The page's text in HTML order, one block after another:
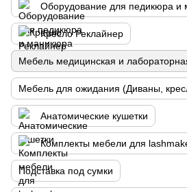
Оборудование для педикюра и
Кресло Реклайнер
Мебель медицинская и
Анатомические кушетки
Комплекты мебели для
Подставка под сумки